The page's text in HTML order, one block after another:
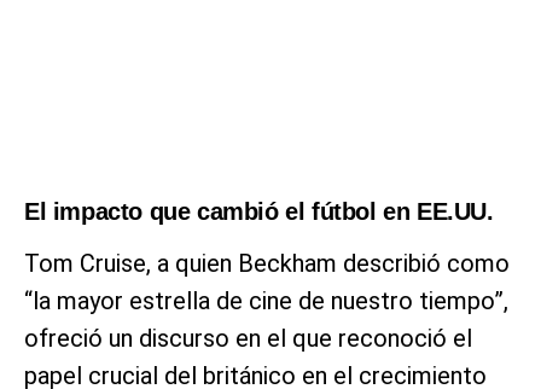
El impacto que cambió el fútbol en EE.UU.
Tom Cruise, a quien Beckham describió como
“la mayor estrella de cine de nuestro tiempo”,
ofreció un discurso en el que reconoció el
papel crucial del británico en el crecimiento